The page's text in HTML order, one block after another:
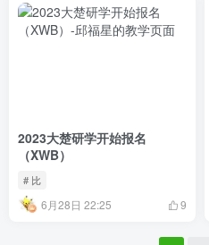
2023大楚研学开始报名
（XWB）
# 比
6月28日 22:25 9